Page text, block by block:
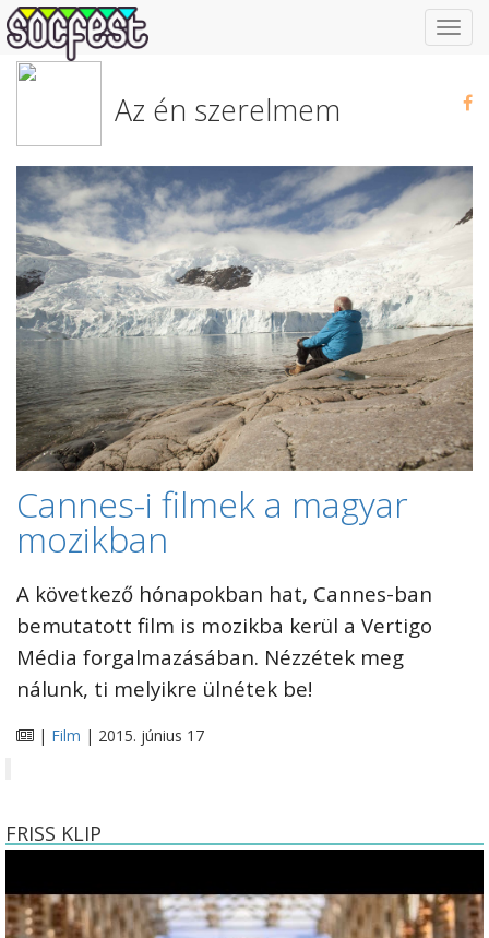
Az én szerelmem
Cannes-i filmek a magyar
mozikban
A következő hónapokban hat, Cannes-ban
bemutatott film is mozikba kerül a Vertigo
Média forgalmazásában. Nézzétek meg
nálunk, ti melyikre ülnétek be!
| Film | 2015. június 17
FRISS KLIP